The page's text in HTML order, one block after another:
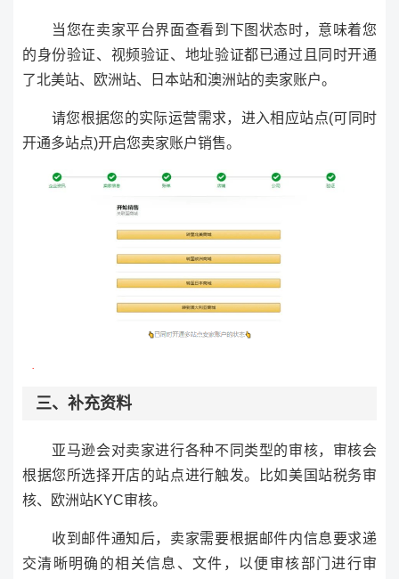
当您在卖家平台界面查看到下图状态时，意味着您
的身份验证、视频验证、地址验证都已通过且同时开通
了北美站、欧洲站、日本站和澳洲站的卖家账户。
请您根据您的实际运营需求，进入相应站点(可同时
开通多站点)开启您卖家账户销售。
三、补充资料
亚马逊会对卖家进行各种不同类型的审核，审核会
根据您所选择开店的站点进行触发。比如美国站税务审
核、欧洲站KYC审核。
收到邮件通知后，卖家需要根据邮件内信息要求递
交清晰明确的相关信息、文件，以便审核部门进行审